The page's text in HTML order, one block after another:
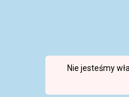
Nie jesteśmy